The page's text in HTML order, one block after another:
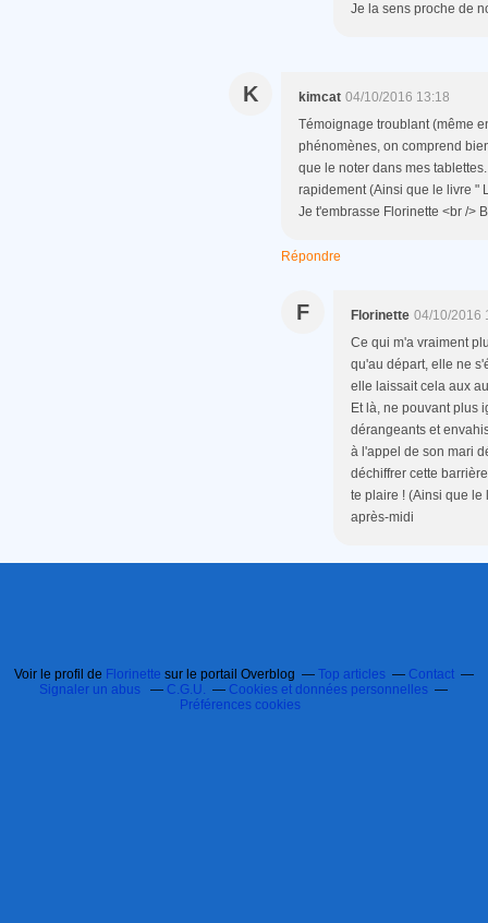
Je la sens proche de
K kimcat 04/10/2016 13:18
Témoignage troublant (même
phénomènes, on comprend
que le noter dans mes
rapidement (Ainsi que le livre "
Je t'embrasse Florinette <br />
Répondre
F Florinette 04/10/2016
Ce qui m'a vraiment
qu'au départ, elle ne
elle laissait cela aux
Et là, ne pouvant plus
dérangeants et
à l'appel de son mari
déchiffrer cette
te plaire ! (Ainsi que le
après-midi
Voir le profil de Florinette sur le portail Overblog Top articles
Contact
Signaler un abus
C.G.U.
Cookies et données personnelles
Préférences cookies